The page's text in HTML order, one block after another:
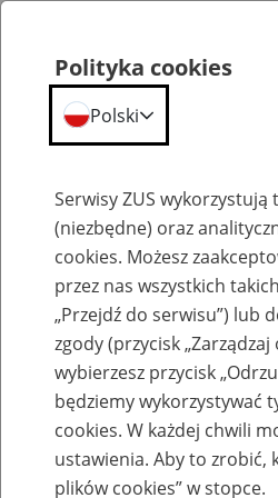
Emerytury
Baza
przekształconych
Polityka cookies
Polski
Serwisy ZUS wykorzystują
(niezbędne) oraz
cookies. Możesz
przez nas wszystkich
„Przejdź do serwisu”) lub
zgody (przycisk „Zarządzaj
wybierzesz przycisk
będziemy wykorzystywać
cookies. W każdej chwili
ustawienia. Aby to zrobić,
plików cookies” w stopce.